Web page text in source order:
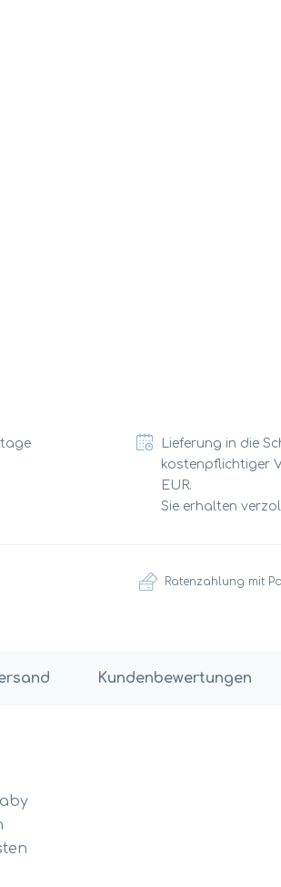
Lieferung in die
kostenpflichtiger
EUR.
Sie erhalten
Ratenzahlung mit
Kundenbewertungen